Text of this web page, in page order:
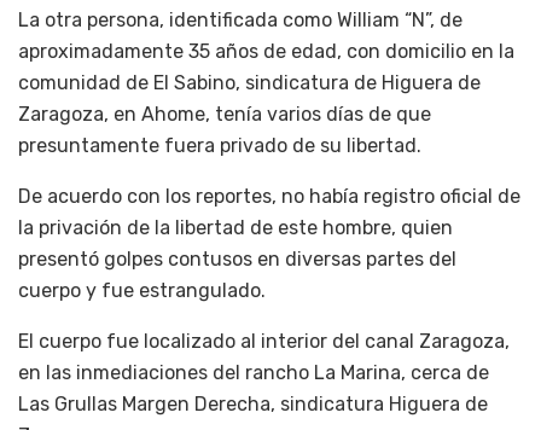
La otra persona, identificada como William “N”, de
aproximadamente 35 años de edad, con domicilio en la
comunidad de El Sabino, sindicatura de Higuera de
Zaragoza, en Ahome, tenía varios días de que
presuntamente fuera privado de su libertad.
De acuerdo con los reportes, no había registro oficial de
la privación de la libertad de este hombre, quien
presentó golpes contusos en diversas partes del
cuerpo y fue estrangulado.
El cuerpo fue localizado al interior del canal Zaragoza,
en las inmediaciones del rancho La Marina, cerca de
Las Grullas Margen Derecha, sindicatura Higuera de